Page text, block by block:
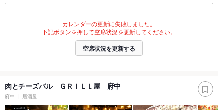
カレンダーの更新に失敗しました。
下記ボタンを押して空席状況を更新してください。
空席状況を更新する
肉とチーズバル ＧＲＩＬＬ屋 府中
府中 居酒屋